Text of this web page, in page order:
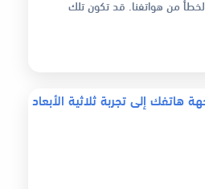
من هواتفنا. قد تكون تلك